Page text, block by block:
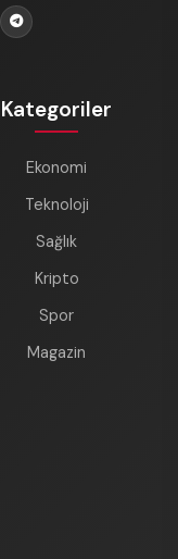
Kategoriler
Ekonomi
Teknoloji
Sağlık
Kripto
Spor
Magazin